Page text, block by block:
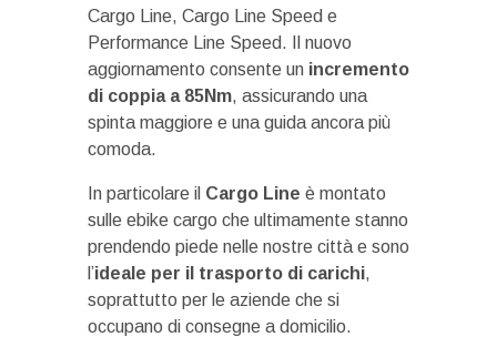
Cargo Line, Cargo Line Speed e
Performance Line Speed. Il nuovo
aggiornamento consente un incremento
di coppia a 85Nm, assicurando una
spinta maggiore e una guida ancora più
comoda.
In particolare il Cargo Line è montato
sulle ebike cargo che ultimamente stanno
prendendo piede nelle nostre città e sono
l’ideale per il trasporto di carichi,
soprattutto per le aziende che si
occupano di consegne a domicilio.